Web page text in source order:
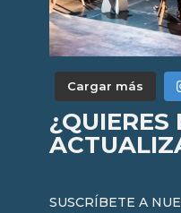
Cargar más
¿QUIERES
SUSCRÍBETE A